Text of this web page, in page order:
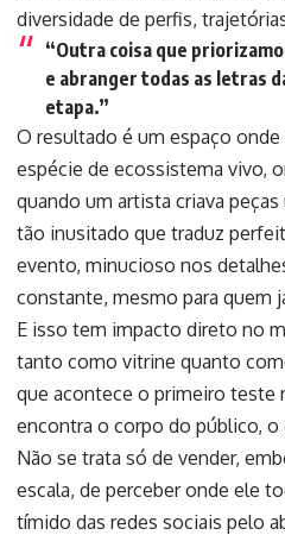
diversidade de perfis,
“Outra coisa que
e abranger todas as letras
etapa.”
O resultado é um espaço
espécie de ecossistema vivo,
quando um artista criava
tão inusitado que traduz
evento, minucioso nos
constante, mesmo para quem
E isso tem impacto direto no
tanto como vitrine quanto
que acontece o primeiro teste
encontra o corpo do público,
Não se trata só de vender,
escala, de perceber onde ele
tímido das redes sociais pelo